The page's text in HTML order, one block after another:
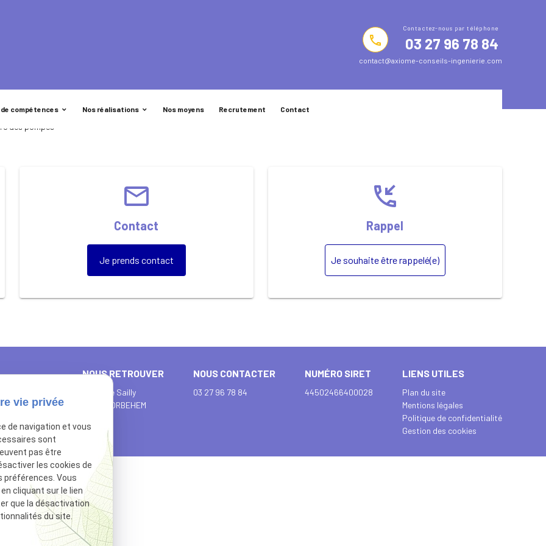
de compétences Nos réalisations Nos moyens Recrutement Contact
phone 03 27 96 78 84
contact@axiome-conseils-ingenierie.com
des pompes
email
Contact
Je prends contact
phone_callback
Rappel
Je souhaite être rappelé(e)
NOUS RETROUVER
10 rue de Sailly
62112 CORBEHEM
NOUS CONTACTER
03 27 96 78 84
NUMÉRO SIRET
44502466400028
LIENS UTILES
Plan du site
Mentions légales
Politique de confidentialité
Gestion des cookies
vie privée
de navigation et vous
sont
pas être
les cookies de
préférences. Vous
cliquant sur le lien
que la désactivation
du site.